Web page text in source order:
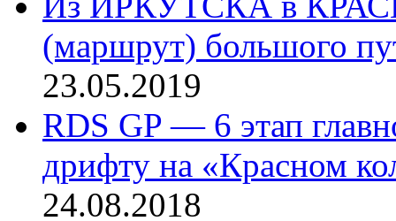
(маршрут) большого
23.05.2019
RDS GP — 6 этап
дрифту на «Красном
24.08.2018